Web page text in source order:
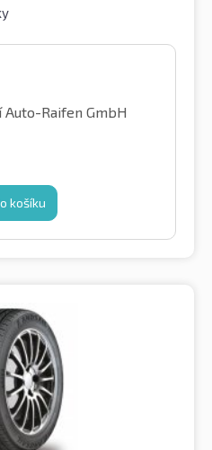
Raifen GmbH
košíku